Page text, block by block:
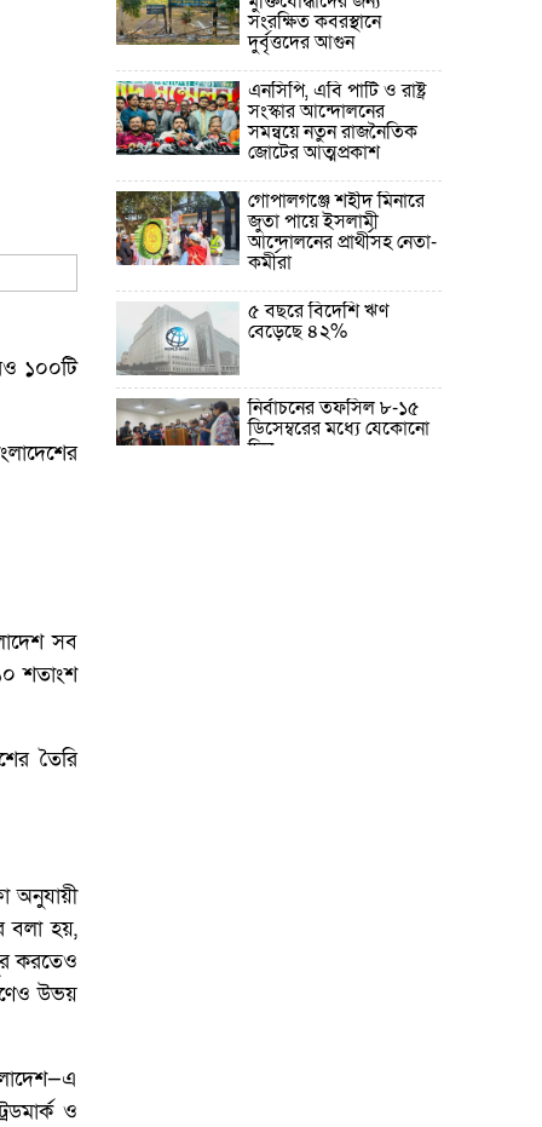
১০০টি
সব
শতাংশ
তৈরি
অনুযায়ী
বলা হয়,
করতেও
উভয়
ও
সংরক্ষিত কবরস্থানে
দুর্বৃত্তদের আগুন
এনসিপি, এবি পার্টি ও রাষ্ট্র
সংস্কার আন্দোলনের
সমন্বয়ে নতুন রাজনৈতিক
জোটের আত্মপ্রকাশ
গোপালগঞ্জে শহীদ মিনারে
জুতা পায়ে ইসলামী
আন্দোলনের প্রার্থীসহ নেতা-
কর্মীরা
৫ বছরে বিদেশি ঋণ
বেড়েছে ৪২%
নির্বাচনের তফসিল ৮-১৫
ডিসেম্বরের মধ্যে যেকোনো
দিন